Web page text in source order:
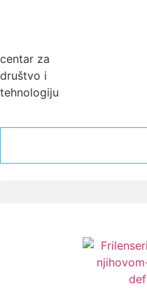
centar za
društvo i
tehnologiju